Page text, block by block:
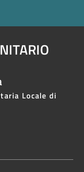
Locale di